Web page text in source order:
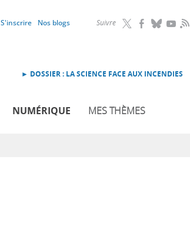
Suivre RSS
S'inscrire Nos blogs
► DOSSIER : LA SCIENCE FACE AUX INCENDIES
NUMÉRIQUE MES THÈMES